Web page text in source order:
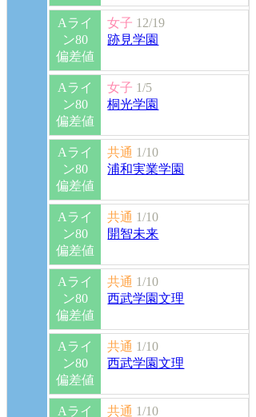
Aライ
ン80
偏差値
女子 12/19
跡見学園
Aライ
ン80
偏差値
女子 1/5
桐光学園
Aライ
ン80
偏差値
共通 1/10
浦和実業学園
Aライ
ン80
偏差値
共通 1/10
開智未来
Aライ
ン80
偏差値
共通 1/10
西武学園文理
Aライ
ン80
偏差値
共通 1/10
西武学園文理
Aライ 共通 1/10